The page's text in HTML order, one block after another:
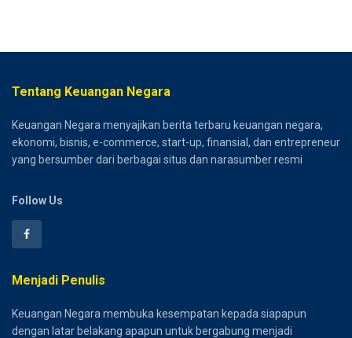
Tentang Keuangan Negara
Keuangan Negara menyajikan berita terbaru keuangan negara,
ekonomi, bisnis, e-commerce, start-up, finansial, dan entrepreneur
yang bersumber dari berbagai situs dan narasumber resmi
Follow Us
Menjadi Penulis
Keuangan Negara membuka kesempatan kepada siapapun
dengan latar belakang apapun untuk bergabung menjadi